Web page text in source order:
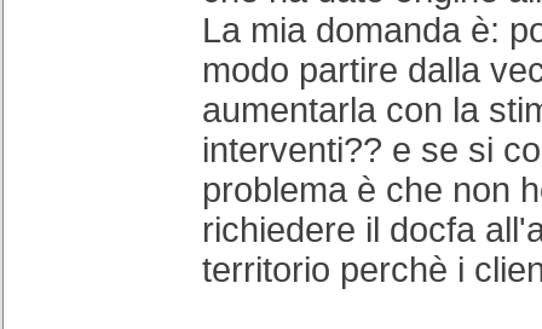
La mia domanda è:
modo partire dalla
aumentarla con la
interventi?? e se si
problema è che non
richiedere il docfa
territorio perchè i